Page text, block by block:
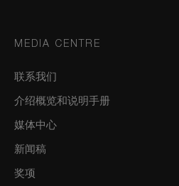
MEDIA CENTRE
联系我们
介绍概览和说明手册
媒体中心
新闻稿
奖项